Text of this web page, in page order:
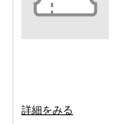
詳細をみる